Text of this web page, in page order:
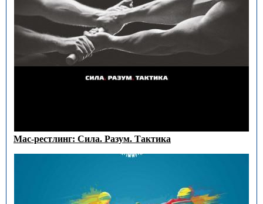
Мас-рестлинг: Сила. Разум. Тактика